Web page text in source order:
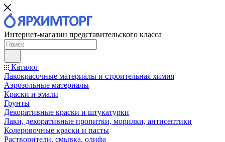
Интернет-магазин представительского класса
Каталог
Лакокрасочные материалы и строительная химия
Аэрозольные материалы
Краски и эмали
Грунты
Декоративные краски и штукатурки
Лаки, декоративные пропитки, морилки, антисептики
Колеровочные краски и пасты
Растворители, смывка, олифа